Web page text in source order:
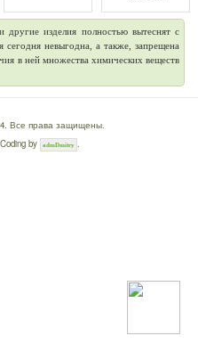
изделия полностью вытеснят с
сегодня невыгодна, а также, запрещена
в ней множества химических веществ
Все права защищены.
, Coding by admDmitry